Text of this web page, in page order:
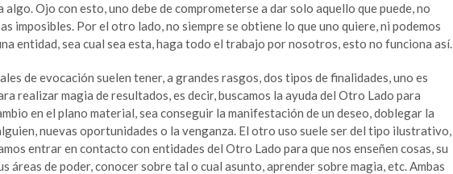
algo. Ojo con esto, uno debe de comprometerse a dar solo aquello que puede, no
imposibles. Por el otro lado, no siempre se obtiene lo que uno quiere, ni podemos
entidad, sea cual sea esta, haga todo el trabajo por nosotros, esto no funciona así.
evocación suelen tener, a grandes rasgos, dos tipos de finalidades, uno es
realizar magia de resultados, es decir, buscamos la ayuda del Otro Lado para
en el plano material, sea conseguir la manifestación de un deseo, doblegar la
nuevas oportunidades o la venganza. El otro uso suele ser del tipo ilustrativo,
entrar en contacto con entidades del Otro Lado para que nos enseñen cosas, su
áreas de poder, conocer sobre tal o cual asunto, aprender sobre magia, etc. Ambas